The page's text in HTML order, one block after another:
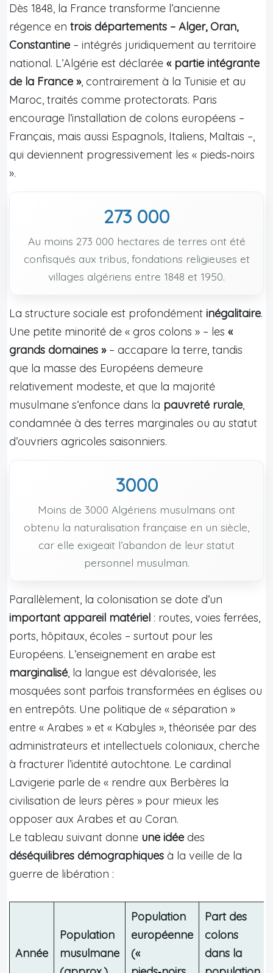
Dès 1848, la France transforme l’ancienne
régence en trois départements – Alger, Oran,
Constantine – intégrés juridiquement au territoire
national. L’Algérie est déclarée « partie intégrante
de la France », contrairement à la Tunisie et au
Maroc, traités comme protectorats. Paris
encourage l’installation de colons européens –
Français, mais aussi Espagnols, Italiens, Maltais –,
qui deviennent progressivement les « pieds‑noirs
».
273 000
Au moins 273 000 hectares de terres ont été
confisqués aux tribus, fondations religieuses et
villages algériens entre 1848 et 1950.
La structure sociale est profondément inégalitaire.
Une petite minorité de « gros colons » – les «
grands domaines »– accapare la terre, tandis
que la masse des Européens demeure
relativement modeste, et que la majorité
musulmane s’enfonce dans la pauvreté rurale,
condamnée à des terres marginales ou au statut
d’ouvriers agricoles saisonniers.
3000
Moins de 3000 Algériens musulmans ont
obtenu la naturalisation française en un siècle,
car elle exigeait l’abandon de leur statut
personnel musulman.
Parallèlement, la colonisation se dote d’un
important appareil matériel : routes, voies ferrées,
ports, hôpitaux, écoles – surtout pour les
Européens. L’enseignement en arabe est
marginalisé, la langue est dévalorisée, les
mosquées sont parfois transformées en églises ou
en entrepôts. Une politique de « séparation »
entre « Arabes » et « Kabyles », théorisée par des
administrateurs et intellectuels coloniaux, cherche
à fracturer l’identité autochtone. Le cardinal
Lavigerie parle de « rendre aux Berbères la
civilisation de leurs pères » pour mieux les
opposer aux Arabes et au Coran.
Le tableau suivant donne une idée des
déséquilibres démographiques à la veille de la
guerre de libération :
Année
Population
musulmane
Population
européenne
(«
Part des
colons
dans la